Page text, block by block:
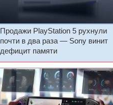
Продажи PlayStation 5 рухнули
почти в два раза — Sony винит
дефицит памяти